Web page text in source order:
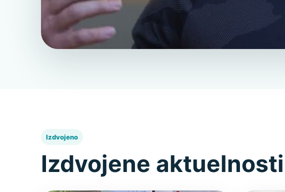
Izdvojeno
Izdvojene aktuelnosti